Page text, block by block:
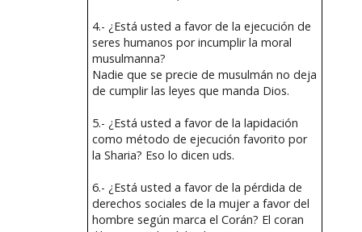
4.- ¿Está usted a favor de la ejecución de
seres humanos por incumplir la moral
musulmanna?
Nadie que se precie de musulmán no deja
de cumplir las leyes que manda Dios.
5.- ¿Está usted a favor de la lapidación
como método de ejecución favorito por
la Sharia? Eso lo dicen uds.
6.- ¿Está usted a favor de la pérdida de
derechos sociales de la mujer a favor del
hombre según marca el Corán? El coran